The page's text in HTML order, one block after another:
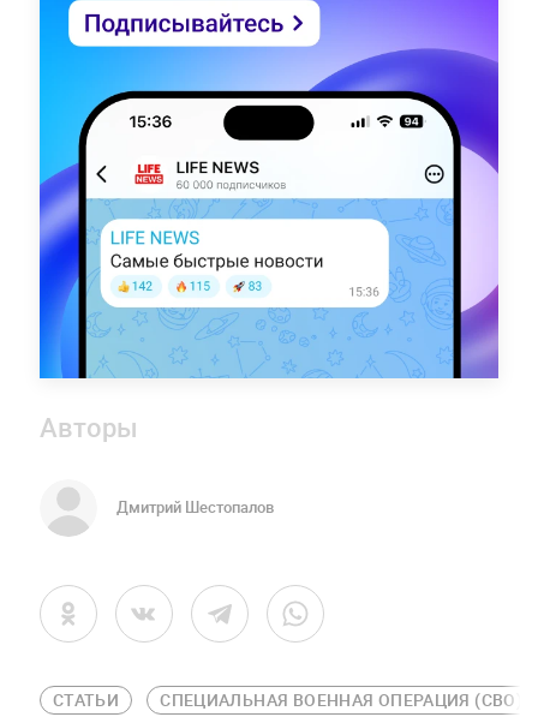
Авторы
Дмитрий Шестопалов
СТАТЬИ СПЕЦИАЛЬНАЯ ВОЕННАЯ ОПЕРАЦИЯ (СВО)